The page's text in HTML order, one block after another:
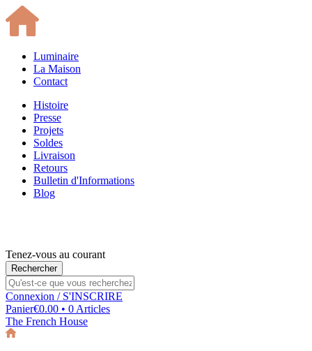
Luminaire
La Maison
Contact
Histoire
Presse
Projets
Soldes
Livraison
Retours
Bulletin d'Informations
Blog
Tenez-vous au courant
Connexion / S'INSCRIRE
Panier€0.00 • 0 Articles
The French House